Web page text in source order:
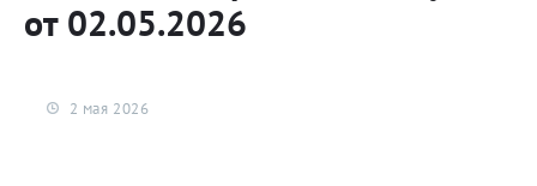
от 02.05.2026
2 мая 2026